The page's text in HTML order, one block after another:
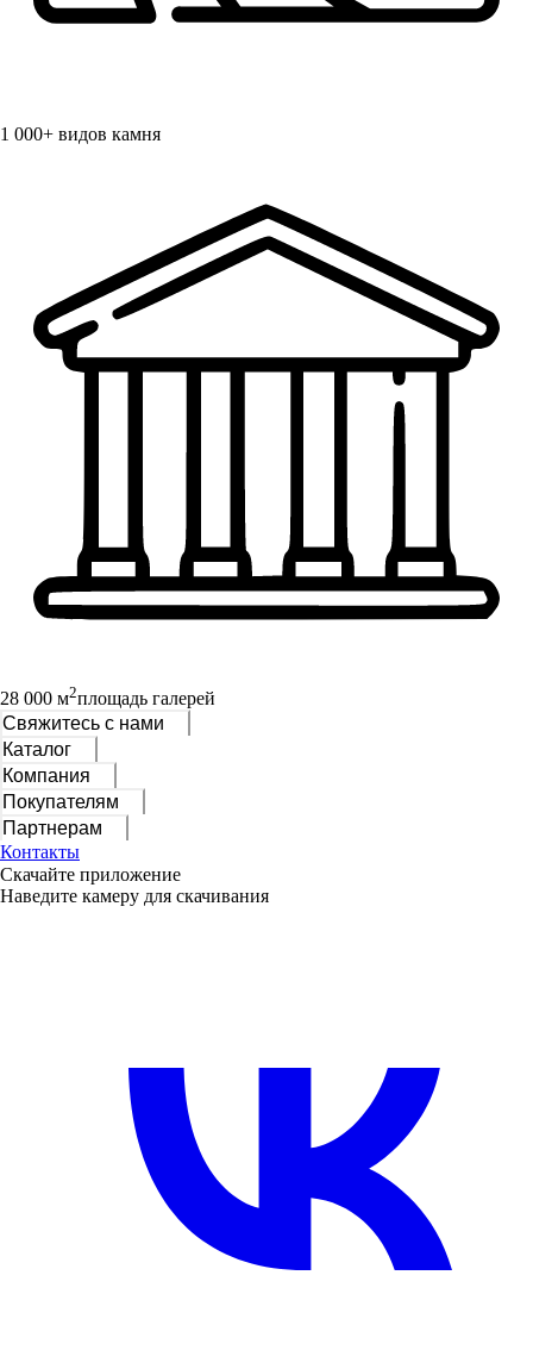
1 000+ видов камня
28 000 м2площадь галерей
Свяжитесь с нами
Каталог
Компания
Покупателям
Партнерам
Контакты
Скачайте приложение
Наведите камеру для скачивания